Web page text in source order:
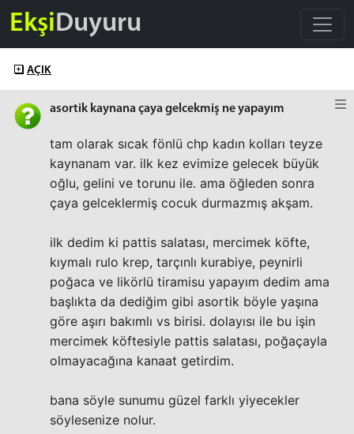
EkşiDuyuru
AÇIK
asortik kaynana çaya gelcekmiş ne yapayım
tam olarak sıcak fönlü chp kadın kolları teyze
kaynanam var. ilk kez evimize gelecek büyük
oğlu, gelini ve torunu ile. ama öğleden sonra
çaya gelceklermiş cocuk durmazmış akşam.
ilk dedim ki pattis salatası, mercimek köfte,
kıymalı rulo krep, tarçınlı kurabiye, peynirli
poğaca ve likörlü tiramisu yapayım dedim ama
başlıkta da dediğim gibi asortik böyle yaşına
göre aşırı bakımlı vs birisi. dolayısı ile bu işin
mercimek köftesiyle pattis salatası, poğaçayla
olmayacağına kanaat getirdim.
bana söyle sunumu güzel farklı yiyecekler
söylesenize nolur.